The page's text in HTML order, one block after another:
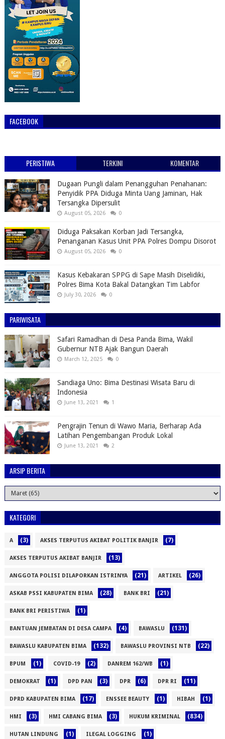
FACEBOOK
PERISTIWA TERKINI KOMENTAR
Dugaan Pungli dalam Penangguhan Penahanan:
Penyidik PPA Diduga Minta Uang Jaminan, Hak
Tersangka Dipersulit
August 05, 2026 0
Diduga Paksakan Korban Jadi Tersangka,
Penanganan Kasus Unit PPA Polres Dompu Disorot
August 05, 2026 0
Kasus Kebakaran SPPG di Sape Masih Diselidiki,
Polres Bima Kota Bakal Datangkan Tim Labfor
July 30, 2026 0
PARIWISATA
Safari Ramadhan di Desa Panda Bima, Wakil
Gubernur NTB Ajak Bangun Daerah
March 12, 2025 0
Sandiaga Uno: Bima Destinasi Wisata Baru di
Indonesia
June 13, 2021 1
Pengrajin Tenun di Wawo Maria, Berharap Ada
Latihan Pengembangan Produk Lokal
June 13, 2021 2
ARSIP BERITA
KATEGORI
A (3) AKSES TERPUTUS AKIBAT POLITIK BANJIR (7)
AKSES TERPUTUS AKIBAT BANJIR (13)
ANGGOTA POLISI DILAPORKAN ISTRINYA (21) ARTIKEL (26)
ASKAB PSSI KABUPATEN BIMA (28) BANK BRI (21)
BANK BRI PERISTIWA (1)
BANTUAN JEMBATAN DI DESA CAMPA (4) BAWASLU (131)
BAWASLU KABUPATEN BIMA (132) BAWASLU PROVINSI NTB (22)
BPUM (1) COVID-19 (2) DANREM 162/WB (1)
DEMOKRAT (1) DPD PAN (3) DPR (6) DPR RI (11)
DPRD KABUPATEN BIMA (17) ENSSEE BEAUTY (1) HIBAH (1)
HMI (3) HMI CABANG BIMA (3) HUKUM KRIMINAL (834)
HUTAN LINDUNG (1) ILEGAL LOGGING (1)